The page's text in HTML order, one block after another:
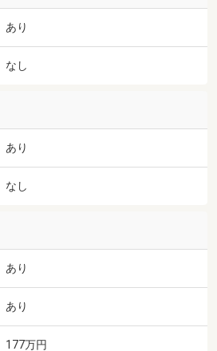
あり
なし
あり
なし
あり
あり
177万円